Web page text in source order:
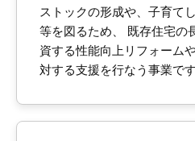
ストックの形成や、子育て
等を図るため、 既存住宅の
資する性能向上リフォーム
対する支援を行なう事業です